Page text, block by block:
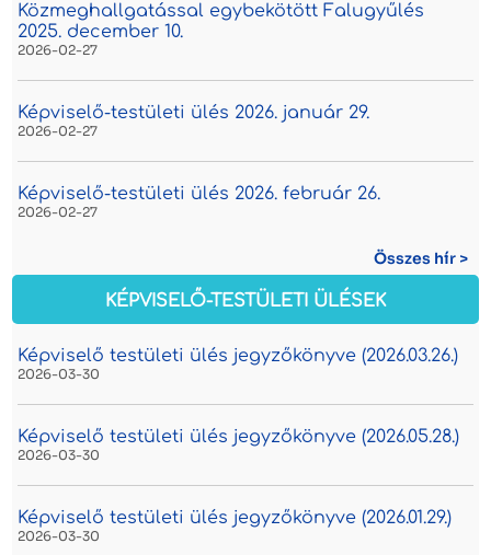
Közmeghallgatással egybekötött Falugyűlés
2025. december 10.
2026-02-27
Képviselő-testületi ülés 2026. január 29.
2026-02-27
Képviselő-testületi ülés 2026. február 26.
2026-02-27
Összes hír >
KÉPVISELŐ-TESTÜLETI ÜLÉSEK
Képviselő testületi ülés jegyzőkönyve (2026.03.26.)
2026-03-30
Képviselő testületi ülés jegyzőkönyve (2026.05.28.)
2026-03-30
Képviselő testületi ülés jegyzőkönyve (2026.01.29.)
2026-03-30